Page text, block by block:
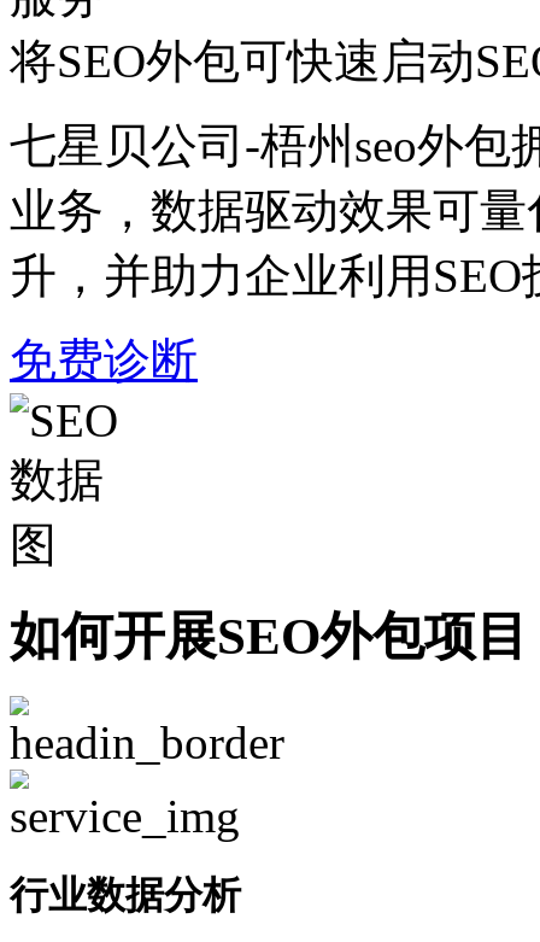
将SEO外包可快速启动
七星贝公司-梧州seo外包
业务，数据驱动效果可
升，并助力企业利用
免费诊断
如何开展SEO外包项目
行业数据分析